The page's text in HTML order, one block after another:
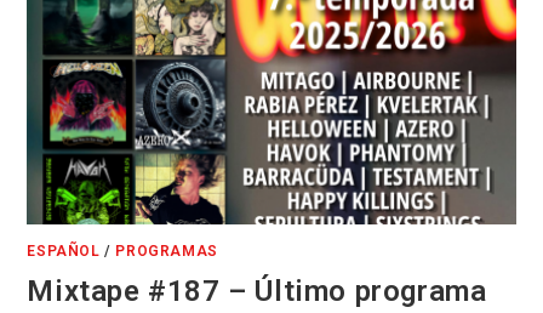
ESPAÑOL / PROGRAMAS
Mixtape #187 – Último programa